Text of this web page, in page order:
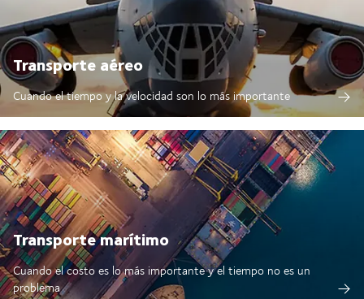
Transporte aéreo
Cuando el tiempo y la velocidad son lo más importante
Transporte marítimo
Cuando el costo es lo más importante y el tiempo no es un
problema